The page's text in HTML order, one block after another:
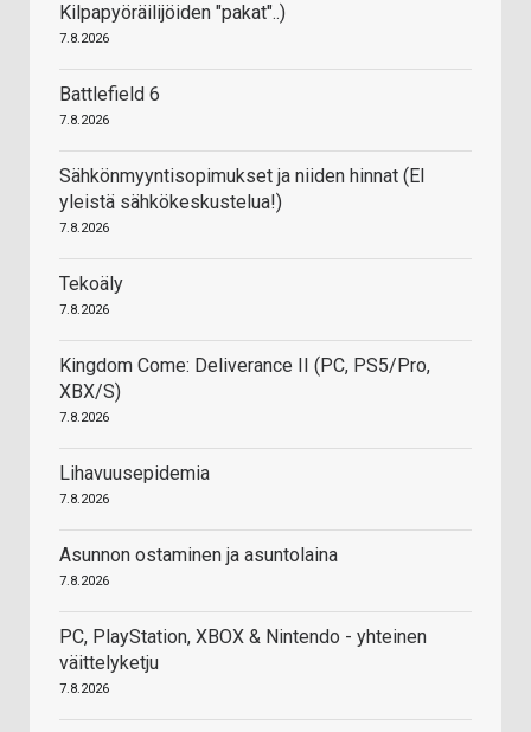
Kilpapyöräilijöiden "pakat"..)
7.8.2026
Battlefield 6
7.8.2026
Sähkönmyyntisopimukset ja niiden hinnat (EI
yleistä sähkökeskustelua!)
7.8.2026
Tekoäly
7.8.2026
Kingdom Come: Deliverance II (PC, PS5/Pro,
XBX/S)
7.8.2026
Lihavuusepidemia
7.8.2026
Asunnon ostaminen ja asuntolaina
7.8.2026
PC, PlayStation, XBOX & Nintendo - yhteinen
väittelyketju
7.8.2026